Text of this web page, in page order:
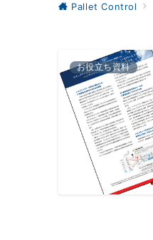
Pallet Control
お役立ち資料